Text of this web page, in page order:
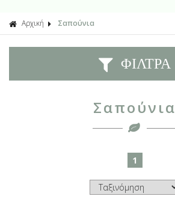
Αρχική Σαπούνια
ΦΙΛΤΡΑ
Σαπούνια
1